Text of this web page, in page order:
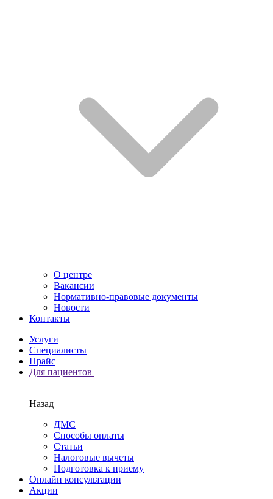
О центре
Вакансии
Нормативно-правовые документы
Новости
Контакты
Услуги
Специалисты
Прайс
Для пациентов
Назад
ДМС
Способы оплаты
Статьи
Налоговые вычеты
Подготовка к приему
Онлайн консультации
Акции